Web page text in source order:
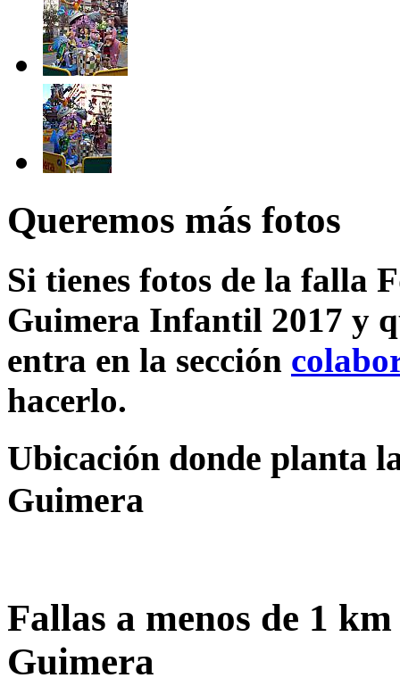
Queremos más fotos
Si tienes fotos de la falla
Guimera Infantil 2017 y
entra en la sección
hacerlo.
Ubicación donde planta
Guimera
Fallas a menos de 1
Guimera